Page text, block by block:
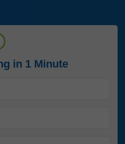
in 1 Minute